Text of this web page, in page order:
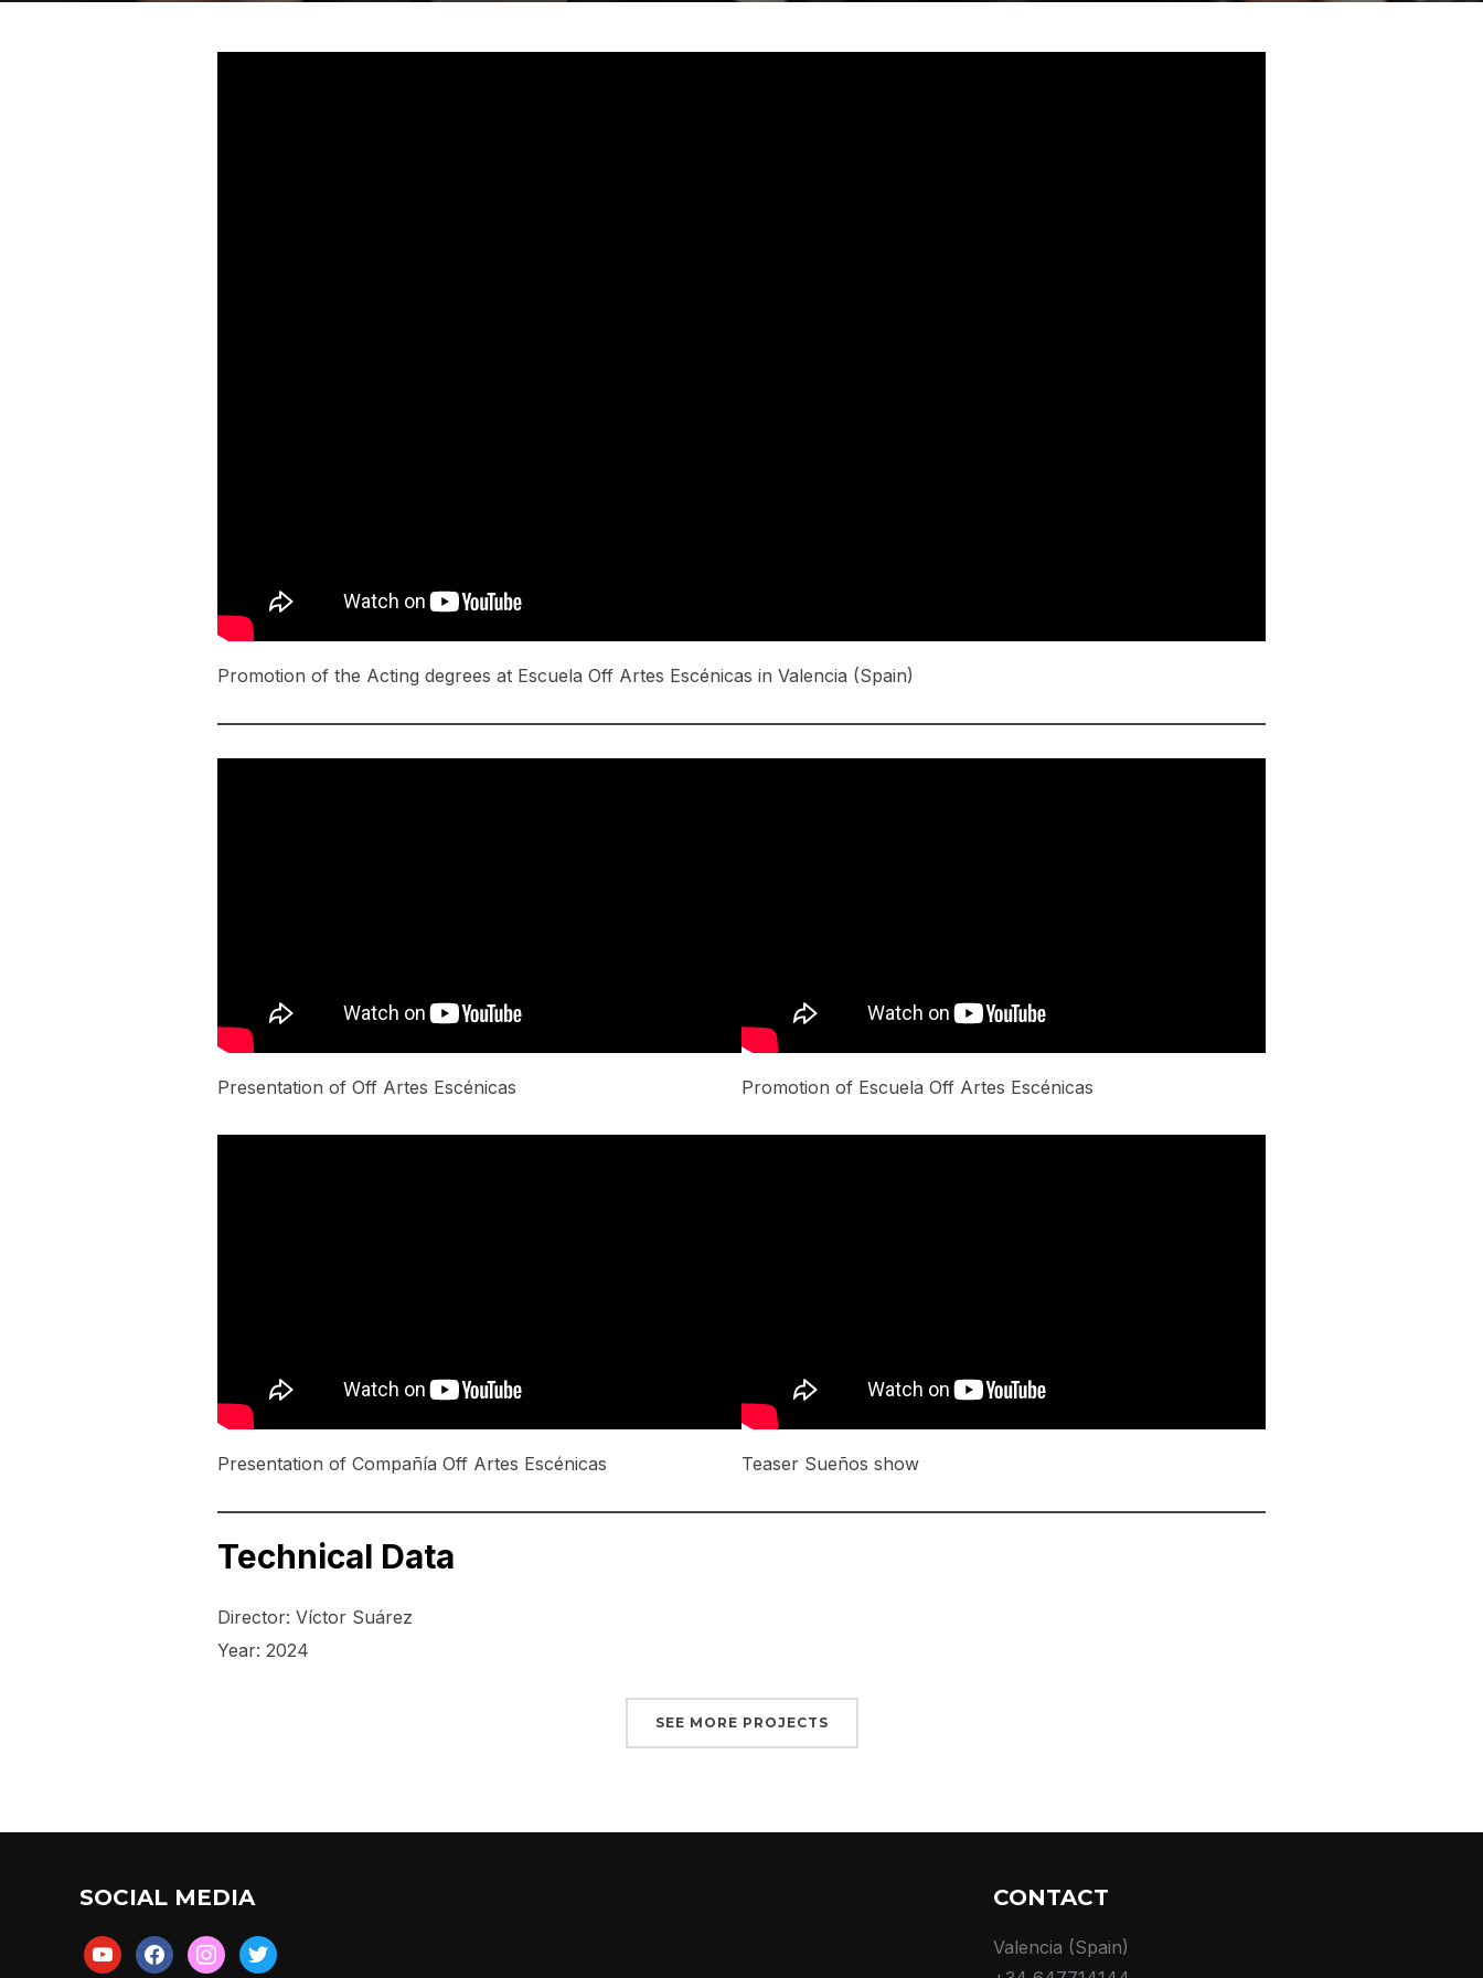
Promotion of the Acting degrees at Escuela Off Artes Escénicas in Valencia (Spain)
Presentation of Off Artes Escénicas Promotion of Escuela Off Artes Escénicas
Presentation of Compañía Off Artes Escénicas Teaser Sueños show
Technical Data
Director: Víctor Suárez
Year: 2024
SEE MORE PROJECTS
SOCIAL MEDIA
youtubefacebookinstagram
twitter
CONTACT
Valencia (Spain)